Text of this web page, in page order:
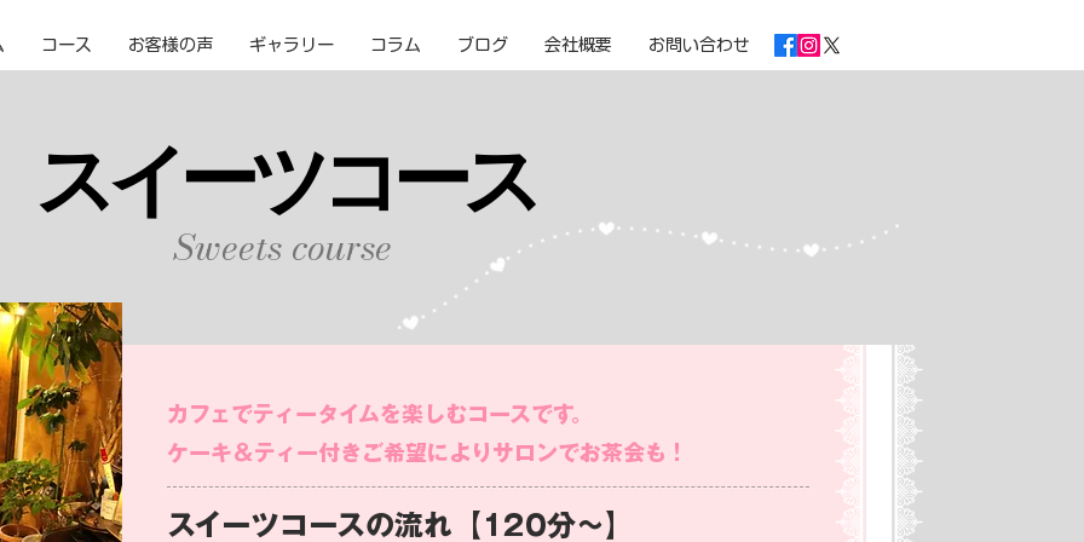
コース お客様の声 ギャラリー コラム ブログ 会社概要 お問い合わせ
Sweets course
カフェでティータイムを楽しむコースです。
ケーキ＆ティー付き ​ご希望によりサロンでお茶会も！
スイーツコースの流れ【120分～】
スイーツコース
スイーツコース